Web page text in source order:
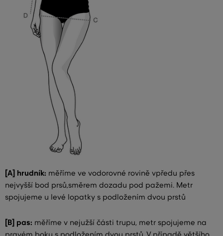
[A] hrudník: měříme ve vodorovné rovině vpředu přes
nejvyšší bod prsů,směrem dozadu pod pažemi. Metr
spojujeme u levé lopatky s podložením dvou prstů
[B] pas: měříme v nejužší části trupu, metr spojujeme na